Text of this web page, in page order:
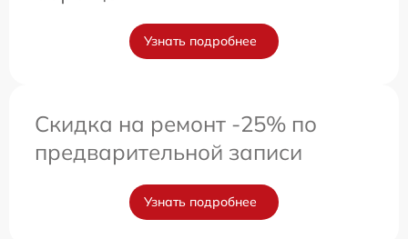
Узнать подробнее
Скидка на ремонт -25% по
предварительной записи
Узнать подробнее